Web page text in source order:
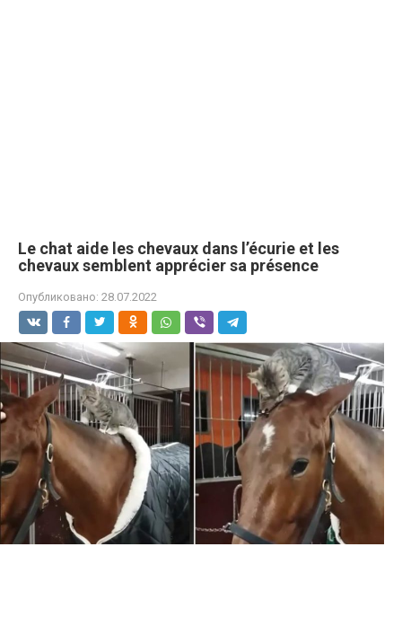
Le chat aide les chevaux dans l’écurie et les
chevaux semblent apprécier sa présence
Опубликовано: 28.07.2022